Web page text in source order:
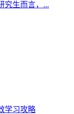
究生而言，...
学习攻略